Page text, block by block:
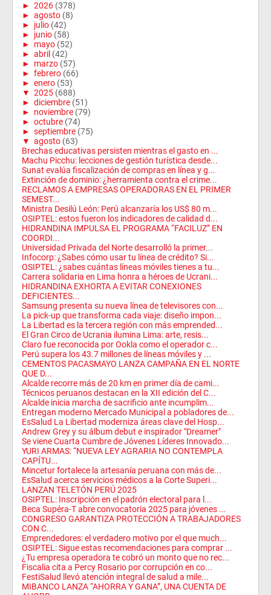
► 2026 (378)
► agosto (8)
► julio (42)
► junio (58)
► mayo (52)
► abril (42)
► marzo (57)
► febrero (66)
► enero (53)
▼ 2025 (688)
► diciembre (51)
► noviembre (79)
► octubre (74)
► septiembre (75)
▼ agosto (63)
Brechas educativas persisten mientras el gasto en ...
Machu Picchu: lecciones de gestión turística desde...
Sunat evalúa fiscalización de compras en línea y g...
Extinción de dominio: ¿herramienta contra el crime...
RECLAMOS A EMPRESAS OPERADORAS EN EL PRIMER
SEMEST...
Ministra Desilú León: Perú alcanzaría los US$ 80 m...
OSIPTEL: estos fueron los indicadores de calidad d...
HIDRANDINA IMPULSA EL PROGRAMA “FACILUZ” EN
COORDI...
Universidad Privada del Norte desarrolló la primer...
Infocorp: ¿Sabes cómo usar tu línea de crédito? Si...
OSIPTEL: ¿sabes cuántas líneas móviles tienes a tu...
Carrera solidaria en Lima honra a héroes de Ucrani...
HIDRANDINA EXHORTA A EVITAR CONEXIONES
DEFICIENTES...
Samsung presenta su nueva línea de televisores con...
La pick-up que transforma cada viaje: diseño impon...
La Libertad es la tercera región con más emprended...
El Gran Circo de Ucrania ilumina Lima: arte, resis...
Claro fue reconocida por Ookla como el operador c...
Perú supera los 43.7 millones de líneas móviles y ...
CEMENTOS PACASMAYO LANZA CAMPAÑA EN EL NORTE
QUE D...
Alcalde recorre más de 20 km en primer día de cami...
Técnicos peruanos destacan en la XII edición del C...
Alcalde inicia marcha de sacrificio ante incumplim...
Entregan moderno Mercado Municipal a pobladores de...
EsSalud La Libertad moderniza áreas clave del Hosp...
Andrew Grey y su álbum debut e inspirador "Dreamer"
Se viene Cuarta Cumbre de Jóvenes Líderes Innovado...
YURI ARMAS: “NUEVA LEY AGRARIA NO CONTEMPLA
CAPÍTU...
Mincetur fortalece la artesanía peruana con más de...
EsSalud acerca servicios médicos a la Corte Superi...
LANZAN TELETÓN PERÚ 2025
OSIPTEL: Inscripción en el padrón electoral para l...
Beca Supéra-T abre convocatoria 2025 para jóvenes ...
CONGRESO GARANTIZA PROTECCIÓN A TRABAJADORES
CON C...
Emprendedores: el verdadero motivo por el que much...
OSIPTEL: Sigue estas recomendaciones para comprar ...
¿Tu empresa operadora te cobró un monto que no rec...
Fiscalia cita a Percy Rosario por corrupción en co...
FestiSalud llevó atención integral de salud a mile...
MIBANCO LANZA “AHORRA Y GANA”, UNA CUENTA DE